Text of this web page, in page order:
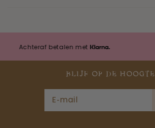
Achteraf betalen met
BLIJF OP DE HOOGTE
E‑mail